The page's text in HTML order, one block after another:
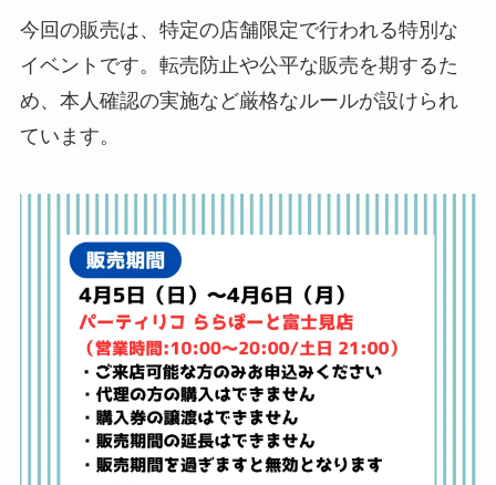
今回の販売は、特定の店舗限定で行われる特別な
イベントです。転売防止や公平な販売を期するた
め、本人確認の実施など厳格なルールが設けられ
ています。